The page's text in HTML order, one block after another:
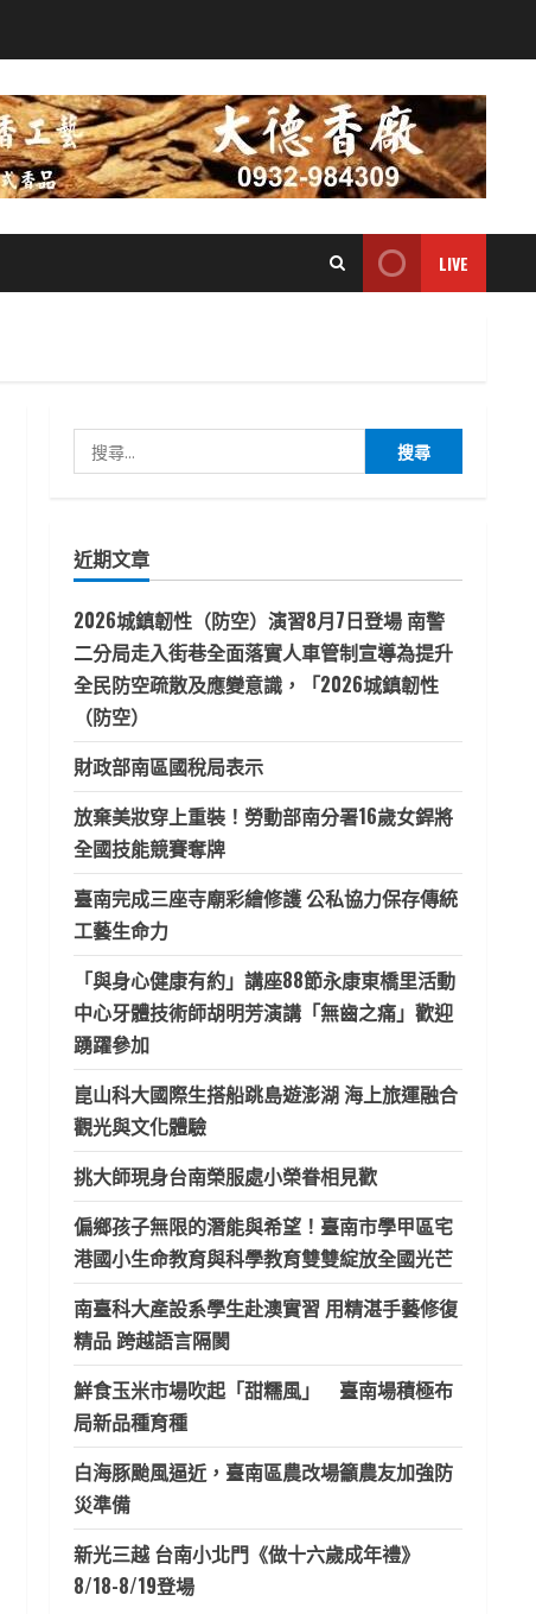
LIVE
尋
字:
近期文章
2026城鎮韌性（防空）演習8月7日登場 南警
二分局走入街巷全面落實人車管制宣導為提升
全民防空疏散及應變意識，「2026城鎮韌性
（防空）
財政部南區國稅局表示
放棄美妝穿上重裝！勞動部南分署16歲女銲將
全國技能競賽奪牌
臺南完成三座寺廟彩繪修護 公私協力保存傳統
工藝生命力
「與身心健康有約」講座88節永康東橋里活動
中心牙體技術師胡明芳演講「無齒之痛」歡迎
踴躍參加
崑山科大國際生搭船跳島遊澎湖 海上旅運融合
觀光與文化體驗
挑大師現身台南榮服處小榮眷相見歡
偏鄉孩子無限的潛能與希望！臺南市學甲區宅
港國小生命教育與科學教育雙雙綻放全國光芒
南臺科大產設系學生赴澳實習 用精湛手藝修復
精品 跨越語言隔閡
鮮食玉米市場吹起「甜糯風」 臺南場積極布
局新品種育種
白海豚颱風逼近，臺南區農改場籲農友加強防
災準備
新光三越 台南小北門《做十六歲成年禮》
8/18-8/19登場